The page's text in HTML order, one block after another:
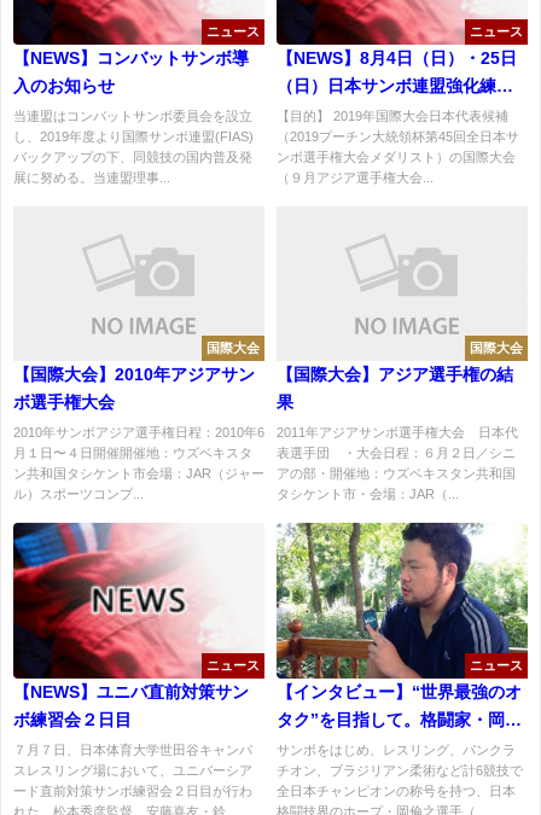
ニュース
【NEWS】コンバットサンボ導
入のお知らせ
当連盟はコンバットサンボ委員会を設立
し、2019年度より国際サンボ連盟(FIAS)
バックアップの下、同競技の国内普及発
展に努める。当連盟理事...
ニュース
【NEWS】8月4日（日）・25日
（日）日本サンボ連盟強化練習
会開催のお知らせ
【目的】 2019年国際大会日本代表候補
（2019プーチン大統領杯第45回全日本サ
ンボ選手権大会メダリスト）の国際大会
（９月アジア選手権大会...
国際大会
【国際大会】2010年アジアサン
ボ選手権大会
2010年サンボアジア選手権日程：2010年6
月１日〜４日開催開催地：ウズベキスタ
ン共和国タシケント市会場：JAR（ジャー
ル）スポーツコンプ...
国際大会
【国際大会】アジア選手権の結
果
2011年アジアサンボ選手権大会 日本代
表選手団 ・大会日程：６月２日／シニ
アの部・開催地：ウズベキスタン共和国
タシケント市・会場：JAR（...
ニュース
【NEWS】ユニバ直前対策サン
ボ練習会２日目
７月７日、日本体育大学世田谷キャンパ
スレスリング場において、ユニバーシア
ード直前対策サンボ練習会２日目が行わ
れた。松本秀彦監督、安藤喜友・鈴...
ニュース
【インタビュー】“世界最強のオ
タク”を目指して。格闘家・岡倫
之がアジアサンボ選手権大会へ
の意気込みを語る！「世界の舞
台に繋げていきたい」
サンボをはじめ、レスリング、パンクラ
チオン、ブラジリアン柔術など計6競技で
全日本チャンピオンの称号を持つ、日本
格闘技界のホープ・岡倫之選手（...